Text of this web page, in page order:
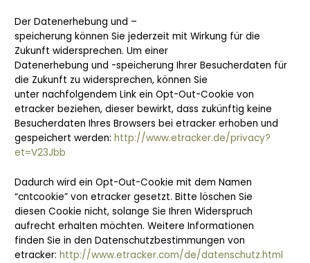
Der Datenerhebung und –
speicherung können Sie jederzeit mit Wirkung für die
Zukunft widersprechen. Um einer
Datenerhebung und -speicherung Ihrer Besucherdaten für
die Zukunft zu widersprechen, können Sie
unter nachfolgendem Link ein Opt-Out-Cookie von
etracker beziehen, dieser bewirkt, dass zukünftig keine
Besucherdaten Ihres Browsers bei etracker erhoben und
gespeichert werden:http://www.etracker.de/privacy?
et=V23Jbb
Dadurch wird ein Opt-Out-Cookie mit dem Namen
“cntcookie” von etracker gesetzt. Bitte löschen Sie
diesen Cookie nicht, solange Sie Ihren Widerspruch
aufrecht erhalten möchten. Weitere Informationen
finden Sie in den Datenschutzbestimmungen von
etracker:http://www.etracker.com/de/datenschutz.html